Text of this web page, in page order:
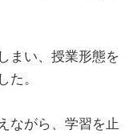
まい、授業形態を
た。
ながら、学習を止